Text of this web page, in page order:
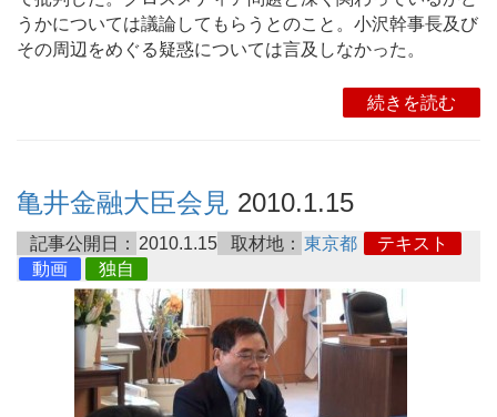
うかについては議論してもらうとのこと。小沢幹事長及び
その周辺をめぐる疑惑については言及しなかった。
続きを読む
亀井金融大臣会見 2010.1.15
記事公開日： 2010.1.15 取材地： 東京都
テキスト
動画
独自